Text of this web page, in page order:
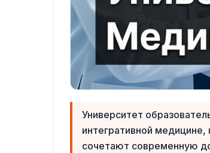
Университет
интегративной
сочетают современную